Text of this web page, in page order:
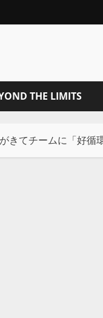
THE LIMITS
きてチームに「好循